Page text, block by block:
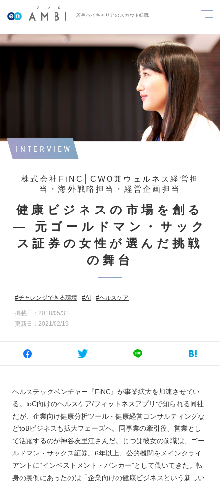
若手ハイキャリアのスカウト転職
INTERVIEW
株式会社FiNC│CWO兼ウェルネス経営担
当・海外戦略担当・経営企画担当
健康ビジネスの市場を創る
― 元ゴールドマン・サック
ス証券の女性が選んだ挑戦
の舞台
チャレンジできる環境 AI ヘルスケア
掲載日：2018/05/31
更新日：2021/02/19
ヘルステックベンチャー『FiNC』が事業拡大を加速させてい
る。toC向けのヘルスケア/フィットネスアプリで知られる同社
だが、企業向け健康分析ツール・健康経営コンサルティングな
どtoBビジネスも拡大フェーズへ。同事業の牽引役、営業とし
て活躍するのが神谷友里江さんだ。じつは彼女の前職は、ゴー
ルドマン・サックス証券。6年以上、公的機関をメインクライ
アントに“インベストメント・バンカー”として働いてきた。転
身の裏側にあったのは「企業向けの健康ビジネスという新しい